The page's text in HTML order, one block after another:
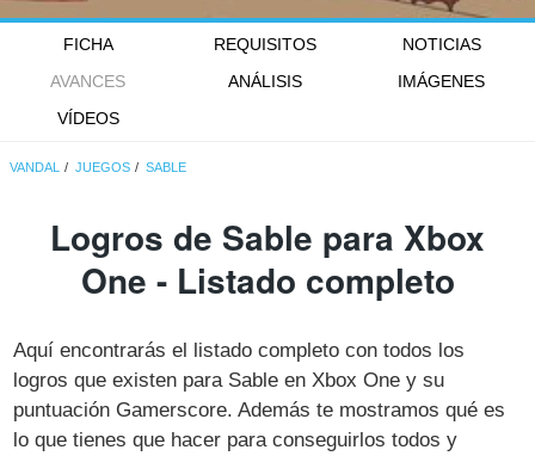
FICHA REQUISITOS
NOTICIAS
AVANCES
ANÁLISIS
IMÁGENES
VÍDEOS
VANDAL JUEGOS SABLE
Logros de Sable para Xbox
One - Listado completo
Aquí encontrarás el listado completo con todos los
logros que existen para Sable en Xbox One y su
puntuación Gamerscore. Además te mostramos qué es
lo que tienes que hacer para conseguirlos todos y